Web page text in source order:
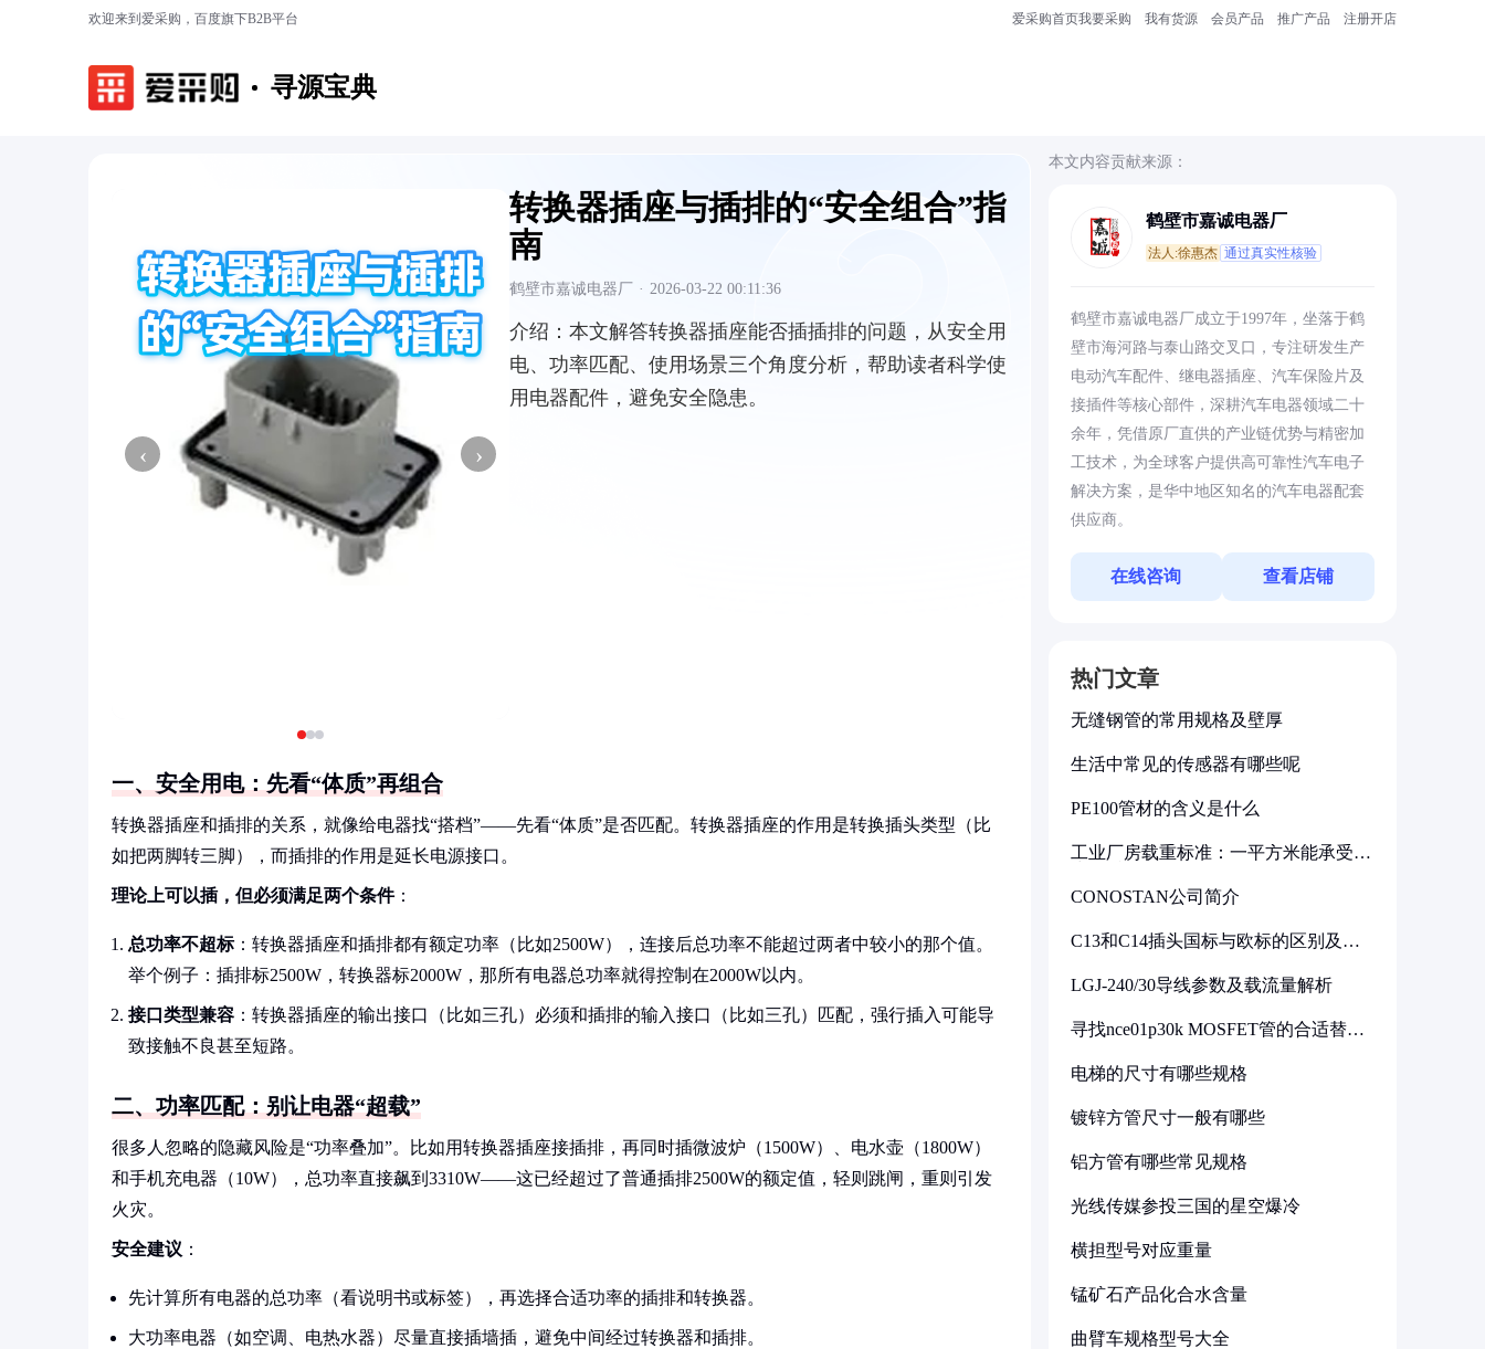
欢迎来到爱采购，百度旗下B2B平台 爱采购首页我要采购 我有货源 会员产品 推广产品 注册开店
寻源宝典
‹ ›
转换器插座与插排的“安全组合”指
南
鹤壁市嘉诚电器厂 · 2026-03-22 00:11:36
介绍： 本文解答转换器插座能否插插排的问题，从安全用
电、功率匹配、使用场景三个角度分析，帮助读者科学使
用电器配件，避免安全隐患。
一、安全用电：先看“体质”再组合
转换器插座和插排的关系，就像给电器找“搭档”——先看“体质”是否匹配。转换器插座的作用是转换插头类型（比
如把两脚转三脚），而插排的作用是延长电源接口。
理论上可以插，但必须满足两个条件：
总功率不超标：转换器插座和插排都有额定功率（比如2500W），连接后总功率不能超过两者中较小的那个值。
举个例子：插排标2500W，转换器标2000W，那所有电器总功率就得控制在2000W以内。
接口类型兼容 ：转换器插座的输出接口（比如三孔）必须和插排的输入接口（比如三孔）匹配，强行插入可能导
致接触不良甚至短路。
二、功率匹配：别让电器“超载”
很多人忽略的隐藏风险是“功率叠加”。比如用转换器插座接插排，再同时插微波炉（1500W）、电水壶（1800W）
和手机充电器（10W），总功率直接飙到3310W——这已经超过了普通插排2500W的额定值，轻则跳闸，重则引发
火灾。
安全建议 ：
先计算所有电器的总功率（看说明书或标签），再选择合适功率的插排和转换器。
大功率电器（如空调、电热水器）尽量直接插墙插，避免中间经过转换器和插排。
本文内容贡献来源：
鹤壁市嘉诚电器厂
法人:徐惠杰 通过真实性核验
鹤壁市嘉诚电器厂成立于1997年，坐落于鹤
壁市海河路与泰山路交叉口，专注研发生产
电动汽车配件、继电器插座、汽车保险片及
接插件等核心部件，深耕汽车电器领域二十
余年，凭借原厂直供的产业链优势与精密加
工技术，为全球客户提供高可靠性汽车电子
解决方案，是华中地区知名的汽车电器配套
供应商。
在线咨询 查看店铺
热门文章
无缝钢管的常用规格及壁厚
生活中常见的传感器有哪些呢
PE100管材的含义是什么
工业厂房载重标准：一平方米能承受多
CONOSTAN公司简介
C13和C14插头国标与欧标的区别及其
LGJ-240/30导线参数及载流量解析
寻找nce01p30k MOSFET管的合适替代
电梯的尺寸有哪些规格
镀锌方管尺寸一般有哪些
铝方管有哪些常见规格
光线传媒参投三国的星空爆冷
横担型号对应重量
锰矿石产品化合水含量
曲臂车规格型号大全